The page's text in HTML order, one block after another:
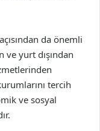
da önemli
yurt dışından
tercih
ve sosyal